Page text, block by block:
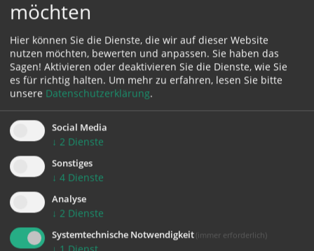
Datenschutz
Kapuzinerstraße 84
4020 Linz
Telefon:
0732/7610-3115
Telefax: 0732/7610-3779
orgel.glocken@dioezese-linz.at
http://www.dioezese-linz.at/orgel-glocken
möchten
Hier können Sie die Dienste, die wir auf dieser Website
nutzen möchten, bewerten und anpassen. Sie haben das
Sagen! Aktivieren oder deaktivieren Sie die Dienste, wie Sie
es für richtig halten. Um mehr zu erfahren, lesen Sie bitte
unsere Datenschutzerklärung.
Social Media
↓ 2 Dienste
Sonstiges
↓ 4 Dienste
Analyse
↓ 2 Dienste
Systemtechnische Notwendigkeit (immer erforderlich)